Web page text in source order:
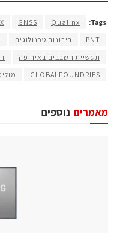
Tags:
Qualinx
GNSS
PNT
ריבונות טכנולוגית
תעשיית השבבים באירופה
GLOBALFOUNDRIES
נוספים מאמרים